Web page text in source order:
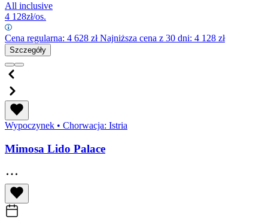
All inclusive
4 128zł/os.
Cena regularna: 4 628 złNajniższa cena z 30 dni: 4 128 zł
Szczegóły
Wypoczynek • Chorwacja: Istria
Mimosa Lido Palace